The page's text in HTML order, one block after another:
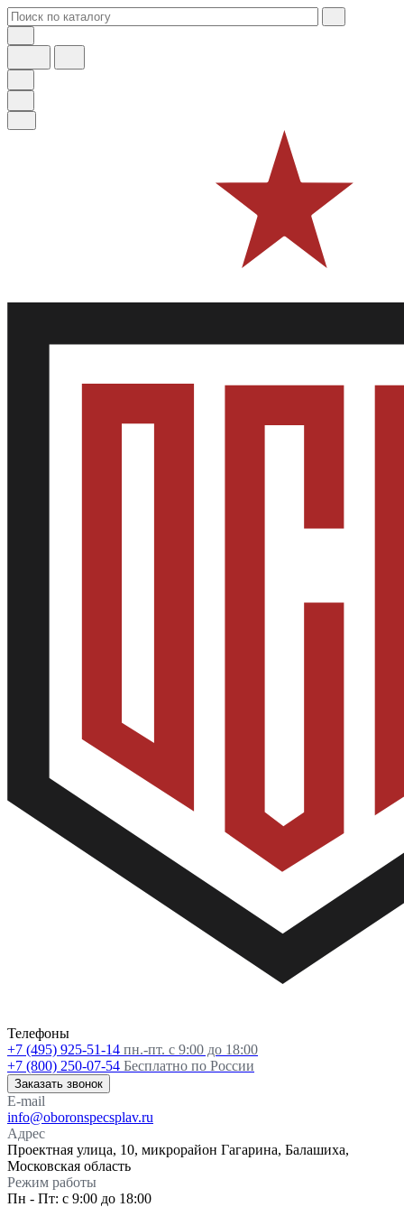
Телефоны
+7 (495) 925-51-14 пн.-пт. с 9:00 до 18:00
+7 (800) 250-07-54 Бесплатно по России
Заказать звонок
E-mail
info@oboronspecsplav.ru
Адрес
Проектная улица, 10, микрорайон Гагарина, Балашиха,
Московская область
Режим работы
Пн - Пт: с 9:00 до 18:00